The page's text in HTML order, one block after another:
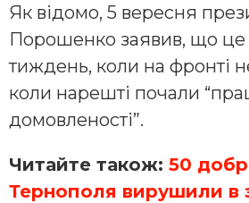
Як відомо, 5 вересня
Порошенко заявив, що
тиждень, коли на фронті
коли нарешті почали
домовленості”.
Читайте також: 50
Тернополя вирушили в